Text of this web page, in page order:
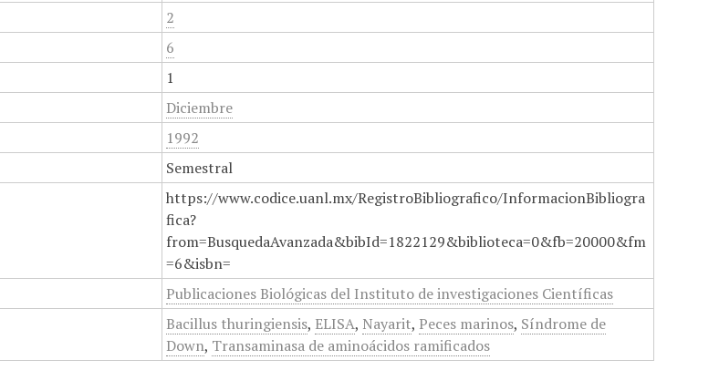
2
6
1
Diciembre
1992
Semestral
https://www.codice.uanl.mx/RegistroBibliografico/InformacionBibliogra
fica?
from=BusquedaAvanzada&bibId=1822129&biblioteca=0&fb=20000&fm
=6&isbn=
Publicaciones Biológicas del Instituto de investigaciones Científicas
Bacillus thuringiensis, ELISA, Nayarit, Peces marinos, Síndrome de
Down, Transaminasa de aminoácidos ramificados